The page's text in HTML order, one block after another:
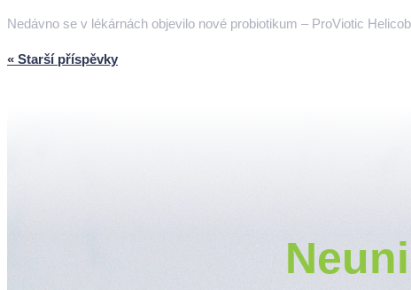
Nedávno se v lékárnách objevilo nové probiotikum – ProViotic
« Starší příspěvky